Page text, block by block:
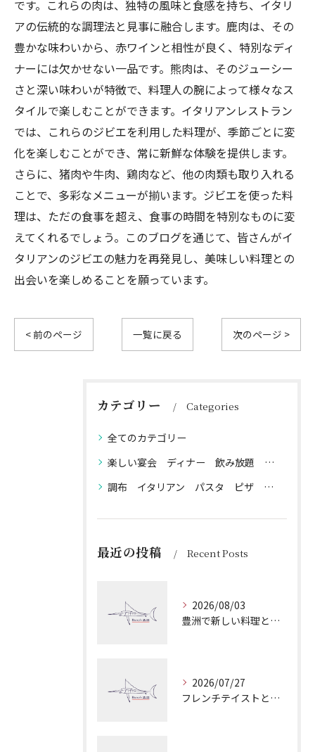
です。これらの肉は、独特の風味と食感を持ち、イタリ
アの伝統的な調理法と見事に融合します。鹿肉は、その
豊かな味わいから、赤ワインと相性が良く、特別なディ
ナーには欠かせない一品です。熊肉は、そのジューシー
さと深い味わいが特徴で、料理人の腕によって様々なス
タイルで楽しむことができます。イタリアンレストラン
では、これらのジビエを利用した料理が、季節ごとに変
化を楽しむことができ、常に新鮮な体験を提供します。
さらに、猪肉や牛肉、鶏肉など、他の肉類も取り入れる
ことで、多彩なメニューが揃います。ジビエを使った料
理は、ただの食事を超え、食事の時間を特別なものに変
えてくれるでしょう。このブログを通じて、皆さんがイ
タリアンのジビエの魅力を再発見し、美味しい料理との
出会いを楽しめることを願っています。
< 前のページ 一覧に戻る 次のページ >
カテゴリー Categories
全てのカテゴリー
楽しい宴会 ディナー 飲み放題 貸切 歓送迎会 ワイン ビール ピザ パスタ 生ハム サラミ 貸切パーティー 送別会 歓迎会 各種ご宴会
調布 イタリアン パスタ ピザ 魚介 チーズ 生ハム 牛肉 ラム ジビエ 鹿肉 猪肉 ボロネーゼ ペスカトーレ デート 接待 宴会 貸切 飲み放題 ワイン 赤ワイン 白ワイン カジュアルワイン 高級ワイン スパークリングワイン ディナー ランチ 産直食材
最近の投稿 Recent Posts
2026/08/03
豊洲で新しい料理とワインを楽しむ魚介とジビエの魅力を徹底解説
2026/07/27
フレンチテイストとイタリアンが融合した東京都調布市入間町のコク深い料理とワイン体験ガイド